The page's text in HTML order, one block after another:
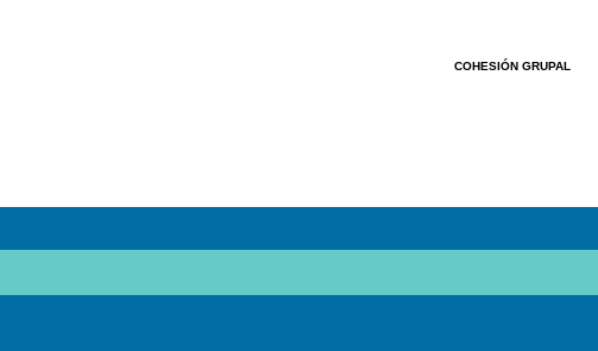
COHESIÓN GRUPAL